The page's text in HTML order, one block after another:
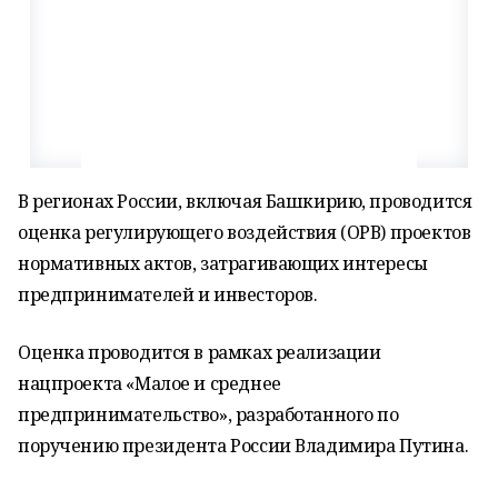
В регионах России, включая Башкирию, проводится
оценка регулирующего воздействия (ОРВ) проектов
нормативных актов, затрагивающих интересы
предпринимателей и инвесторов.
Оценка проводится в рамках реализации
нацпроекта «Малое и среднее
предпринимательство», разработанного по
поручению президента России Владимира Путина.